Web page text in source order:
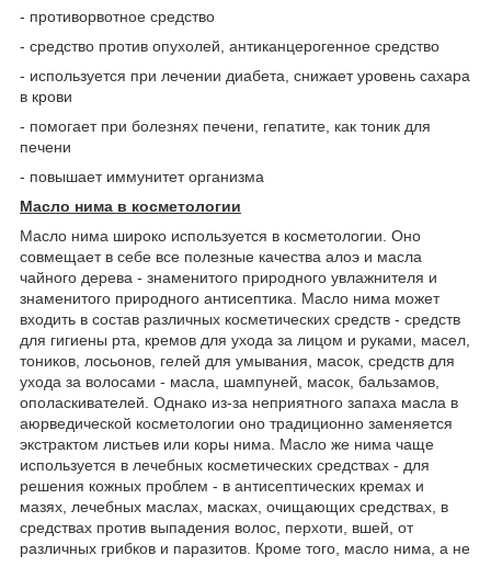
- противорвотное средство
- средство против опухолей, антиканцерогенное средство
- используется при лечении диабета, снижает уровень сахара
в крови
- помогает при болезнях печени, гепатите, как тоник для
печени
- повышает иммунитет организма
Масло нима в косметологии
Масло нима широко используется в косметологии. Оно
совмещает в себе все полезные качества алоэ и масла
чайного дерева - знаменитого природного увлажнителя и
знаменитого природного антисептика. Масло нима может
входить в состав различных косметических средств - средств
для гигиены рта, кремов для ухода за лицом и руками, масел,
тоников, лосьонов, гелей для умывания, масок, средств для
ухода за волосами - масла, шампуней, масок, бальзамов,
ополаскивателей. Однако из-за неприятного запаха масла в
аюрведической косметологии оно традиционно заменяется
экстрактом листьев или коры нима. Масло же нима чаще
используется в лечебных косметических средствах - для
решения кожных проблем - в антисептических кремах и
мазях, лечебных маслах, масках, очищающих средствах, в
средствах против выпадения волос, перхоти, вшей, от
различных грибков и паразитов. Кроме того, масло нима, а не